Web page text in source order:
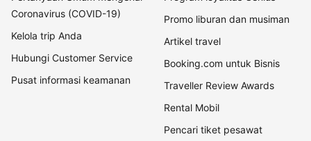
Coronavirus (COVID-19)
Kelola trip Anda
Hubungi Customer Service
Pusat informasi keamanan
Promo liburan dan musiman
Artikel travel
Booking.com untuk Bisnis
Traveller Review Awards
Rental Mobil
Pencari tiket pesawat